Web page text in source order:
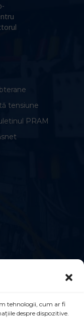
tehnologii, cum ar fi
despre dispozitive.
tensiune
PRAM